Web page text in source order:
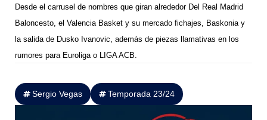
Desde el carrusel de nombres que giran alrededor Del Real Madrid
Baloncesto, el Valencia Basket y su mercado fichajes, Baskonia y
la salida de Dusko Ivanovic, además de piezas llamativas en los
rumores para Euroliga o LIGA ACB.
Sergio Vegas Temporada 23/24